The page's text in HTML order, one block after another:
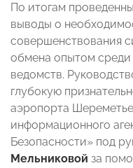
По итогам
выводы о
совершенствования
обмена опытом среди
ведомств.
глубокую
аэропорта
информационного
Безопасности» под
Мельниковой за